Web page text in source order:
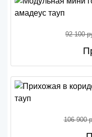
92 100
106 900